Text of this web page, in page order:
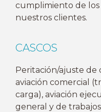
cumplimiento de los
nuestros clientes.
CASCOS
Peritación/ajuste de
aviación comercial
carga), aviación
general y de